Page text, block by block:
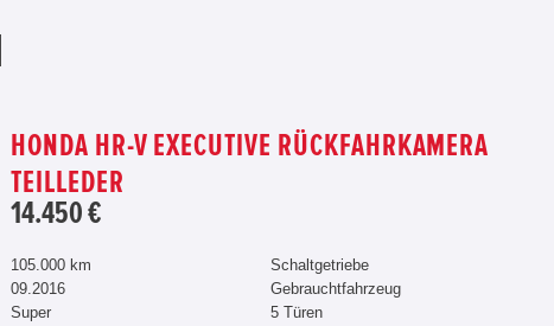
HONDA HR-V EXECUTIVE RÜCKFAHRKAMERA
TEILLEDER
14.450 €
105.000 km
09.2016
Super
Schaltgetriebe
Gebrauchtfahrzeug
5 Türen